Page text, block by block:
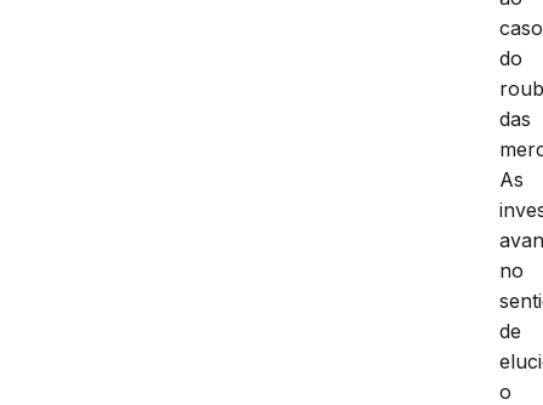
caso
do
das
As
no
de
o